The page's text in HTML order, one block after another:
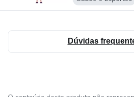
Dúvidas